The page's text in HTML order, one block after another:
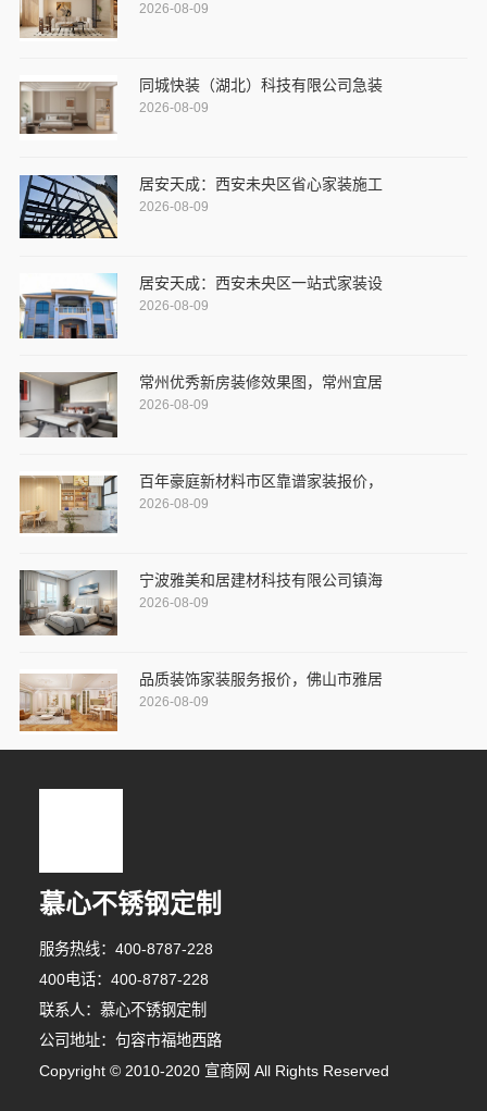
2026-08-09
同城快装（湖北）科技有限公司急装
2026-08-09
居安天成：西安未央区省心家装施工
2026-08-09
居安天成：西安未央区一站式家装设
2026-08-09
常州优秀新房装修效果图，常州宜居
2026-08-09
百年豪庭新材料市区靠谱家装报价，
2026-08-09
宁波雅美和居建材科技有限公司镇海
2026-08-09
品质装饰家装服务报价，佛山市雅居
2026-08-09
慕心不锈钢定制
服务热线：400-8787-228
400电话：400-8787-228
联系人：慕心不锈钢定制
公司地址：句容市福地西路
Copyright © 2010-2020 宣商网 All Rights Reserved
3分钟前 卢女士 正在咨询